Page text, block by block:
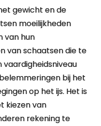
gewicht en de
moeilijkheden
van hun
van schaatsen die te
vaardigheidsniveau
bij het
op het ijs. Het is
kiezen van
rekening te